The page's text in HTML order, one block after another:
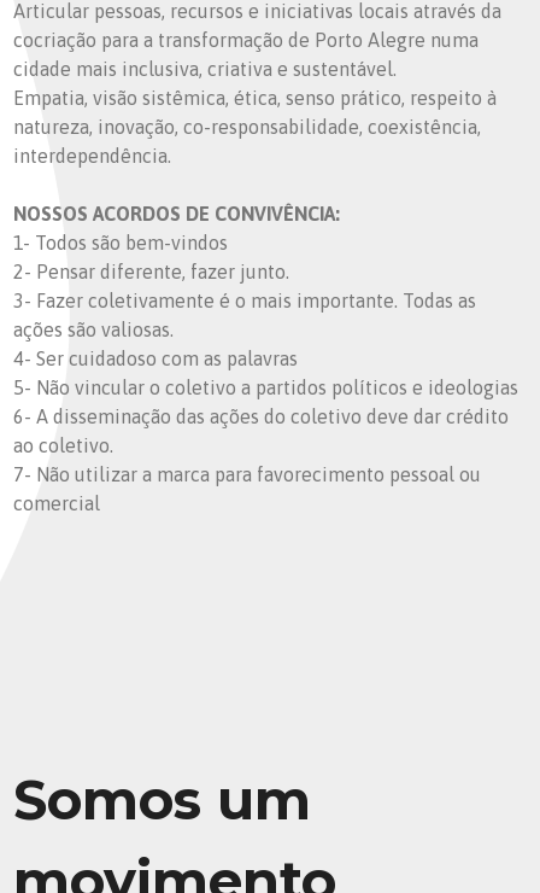
Articular pessoas, recursos e iniciativas locais através da
cocriação para a transformação de Porto Alegre numa
cidade mais inclusiva, criativa e sustentável.
Empatia, visão sistêmica, ética, senso prático, respeito à
natureza, inovação, co-responsabilidade, coexistência,
interdependência.
NOSSOS ACORDOS DE CONVIVÊNCIA:
1- Todos são bem-vindos
2- Pensar diferente, fazer junto.
3- Fazer coletivamente é o mais importante. Todas as
ações são valiosas.
4- Ser cuidadoso com as palavras
5- Não vincular o coletivo a partidos políticos e ideologias
6- A disseminação das ações do coletivo deve dar crédito
ao coletivo.
7- Não utilizar a marca para favorecimento pessoal ou
comercial
Somos um